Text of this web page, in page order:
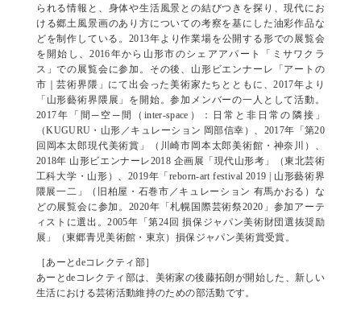
られる情報と、身体や生活風景との結びつきを探り、現代にお
ける郷土風景画のあり方についての考察を基にした油彩作品な
どを制作している。2013年より作業場を公開する形での展覧会
を開始し、2016年から山形市のシェアアパート「ミサワクラ
ス」での展覧会に参加。その後、山形ビエンナーレ「アートの
市｜芸術界隈」にて出会った美術家たちとともに、2017年より
「山形藝術界隈展」を開始。参加メンバーの一人として活動。
2017年「間─空─間（inter-space）：日常と非日常の隣接」
（KUGURU・山形／キュレーション 岡部信幸）、2017年「第20
回岡本太郎現代美術賞」（川崎市岡本太郎美術館・神奈川）、
2018年 山形ビエンナーレ2018 企画展「現代山形考」（東北芸術
工科大学・山形）、2019年「reborn-art festival 2019 | 山形藝術界
隈展一二」（旧柏屋・石巻市／キュレーション 有馬かおる）な
どの展覧会に参加。2020年「札幌国際芸術祭2020」参加アーテ
ィストに選出。2005年「第24回 損保ジャパン美術財団選抜奨励
展」（東郷青児美術館・東京）損保ジャパン美術賞受賞。
［あーとdeコレクティ部］
あーとdeコレクティ部は、美術家の後藤拓朗が開始した、新しい
生活における芸術活動維持のための部活動です。